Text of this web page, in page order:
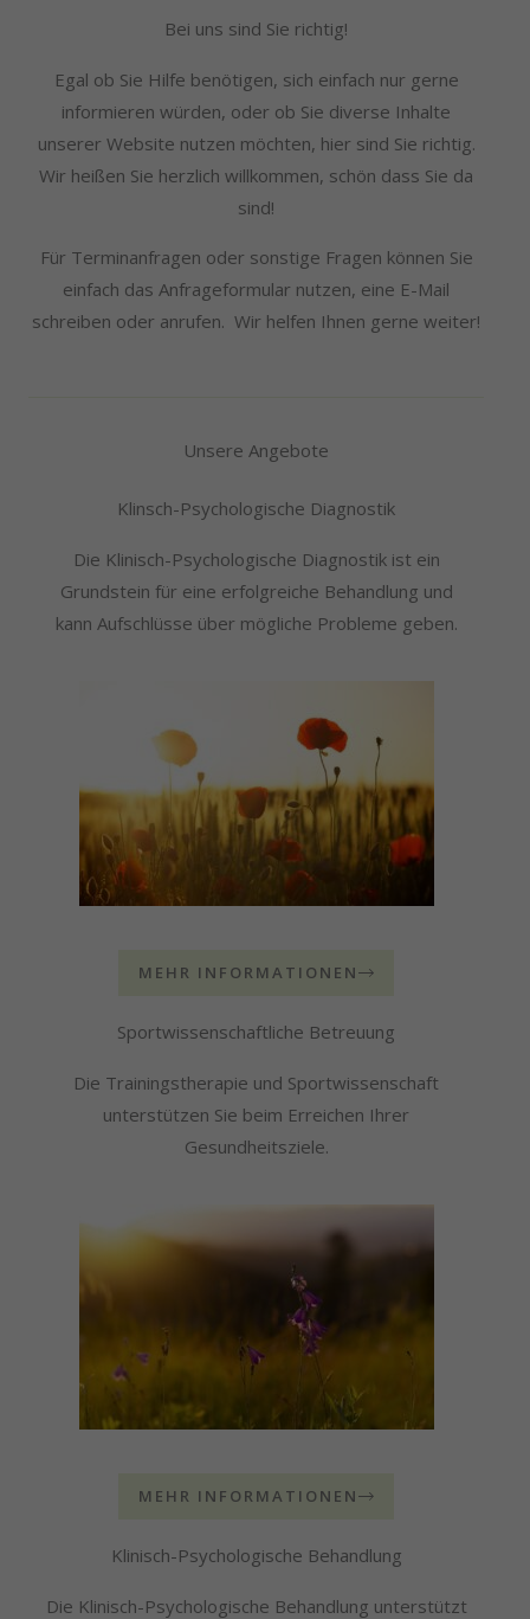
Bei uns sind Sie richtig!
Egal ob Sie Hilfe benötigen, sich einfach nur gerne
informieren würden, oder ob Sie diverse Inhalte
unserer Website nutzen möchten, hier sind Sie richtig.
Wir heißen Sie herzlich willkommen, schön dass Sie da
sind!
Für Terminanfragen oder sonstige Fragen können Sie
einfach das Anfrageformular nutzen, eine E-Mail
schreiben oder anrufen. Wir helfen Ihnen gerne weiter!
Unsere Angebote
Klinsch-Psychologische Diagnostik
Die Klinisch-Psychologische Diagnostik ist ein
Grundstein für eine erfolgreiche Behandlung und
kann Aufschlüsse über mögliche Probleme geben.
MEHR INFORMATIONEN
Sportwissenschaftliche Betreuung
Die Trainingstherapie und Sportwissenschaft
unterstützen Sie beim Erreichen Ihrer
Gesundheitsziele.
MEHR INFORMATIONEN
Klinisch-Psychologische Behandlung
Die Klinisch-Psychologische Behandlung unterstützt